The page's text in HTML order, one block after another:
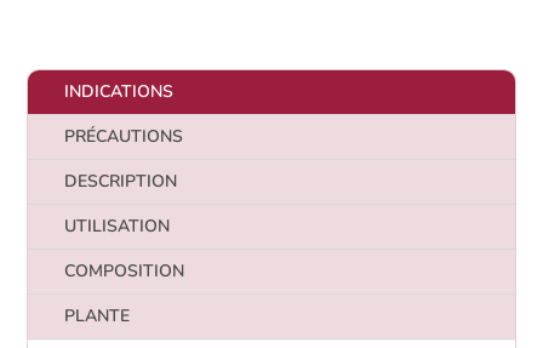
INDICATIONS
PRÉCAUTIONS
DESCRIPTION
UTILISATION
COMPOSITION
PLANTE